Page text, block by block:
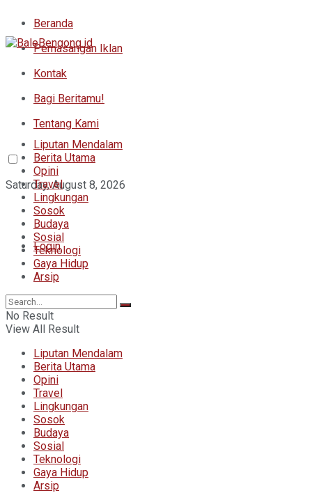
Beranda
Pemasangan Iklan
Kontak
Bagi Beritamu!
Tentang Kami
Saturday, August 8, 2026
Login
Liputan Mendalam
Berita Utama
Opini
Travel
Lingkungan
Sosok
Budaya
Sosial
Teknologi
Gaya Hidup
Arsip
No Result
View All Result
Liputan Mendalam
Berita Utama
Opini
Travel
Lingkungan
Sosok
Budaya
Sosial
Teknologi
Gaya Hidup
Arsip